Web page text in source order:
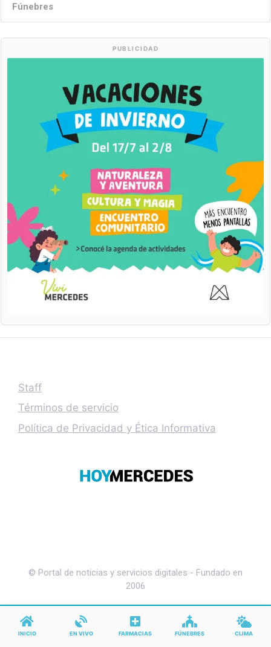
Fúnebres
PUBLICIDAD
Staff
Términos de servicio
Política de Privacidad y Ética Informativa
© Portal de noticias y servicios digitales - Fundado en
2006
INICIO EN VIVO FARMACIAS FÚNEBRES CLIMA